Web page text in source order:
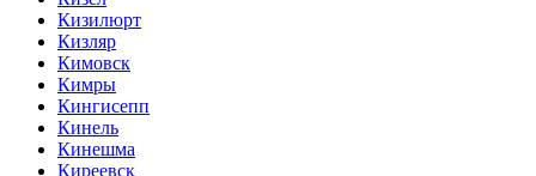
Кизилюрт
Кизляр
Кимовск
Кимры
Кингисепп
Кинель
Кинешма
Киреевск